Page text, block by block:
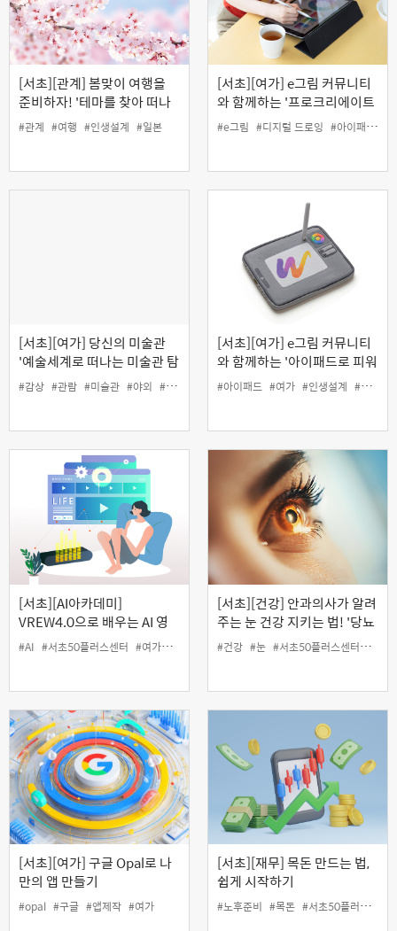
[서초][관계] 봄맞이 여행을
준비하자! '테마를 찾아 떠나
는 일본여행'
#관계 #여행 #인생설계 #일본
[서초][여가] e그림 커뮤니티
와 함께하는 '프로크리에이트
로 레더 코스터 만들기'
#e그림 #디지털 드로잉 #아이패드
[서초][여가] 당신의 미술관
'예술세계로 떠나는 미술관 탐
방'
#감상 #관람 #미술관 #야외 #여가 #인생설계
[서초][여가] e그림 커뮤니티
와 함께하는 '아이패드로 피워
내는 나만의 탄생화 그리기'
#아이패드 #여가 #인생설계 #커뮤니티
[서초][AI아카데미]
VREW4.0으로 배우는 AI 영
상 제작하기
#AI #서초50플러스센터 #여가 #영상 #인생설계
[서초][건강] 안과의사가 알려
주는 눈 건강 지키는 법! '당뇨
와 눈 건강' (온라인)
#건강 #눈 #서초50플러스센터 #안건
[서초][여가] 구글 Opal로 나
만의 앱 만들기
#opal #구글 #앱제작 #여가
[서초][재무] 목돈 만드는 법,
쉽게 시작하기
#노후준비 #목돈 #서초50플러스센터